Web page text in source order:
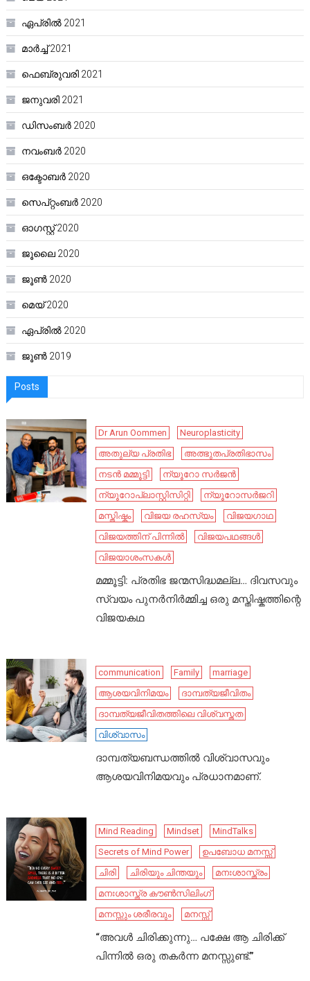
ഏപ്രിൽ 2021
മാർച്ച്‌ 2021
ഫെബ്രുവരി 2021
ജനുവരി 2021
ഡിസംബർ 2020
നവംബർ 2020
ഒക്ടോബർ 2020
സെപ്റ്റംബർ 2020
ഓഗസ്റ്റ്‌ 2020
ജൂലൈ 2020
ജൂൺ 2020
മെയ്‌ 2020
ഏപ്രിൽ 2020
ജൂൺ 2019
Posts
Dr Arun Oommen
Neuroplasticity
അതുല്യ പ്രതിഭ
അത്ഭുതപ്രതിഭാസം
നടൻ മമ്മൂട്ടി
ന്യൂറോ സർജൻ
ന്യൂറോപ്ലാസ്റ്റിസിറ്റി
ന്യൂറോസർജറി
മസ്തിഷ്കം
വിജയ രഹസ്യം
വിജയഗാഥ
വിജയത്തിന് പിന്നിൽ
വിജയപഥങ്ങൾ
വിജയാശംസകൾ
മമ്മൂട്ടി: പ്രതിഭ ജന്മസിദ്ധമല്ല… ദിവസവും
സ്വയം പുനർനിർമ്മിച്ച ഒരു മസ്തിഷ്കത്തിന്റെ
വിജയകഥ
communication Family
marriage
ആശയവിനിമയം
ദാമ്പത്യജീവിതം
ദാമ്പത്യജീവിതത്തിലെ വിശ്വസ്തത
വിശ്വാസം
ദാമ്പത്യബന്ധത്തിൽ വിശ്വാസവും
ആശയവിനിമയവും പ്രധാനമാണ്.
Mind Reading Mindset
MindTalks
Secrets of Mind Power
ഉപബോധ മനസ്സ്
ചിരി
ചിരിയും ചിന്തയും
മനഃശാസ്ത്രം
മനഃശാസ്ത്ര കൗൺസിലിംഗ്
മനസ്സും ശരീരവും
മനസ്സ്
“അവൾ ചിരിക്കുന്നു… പക്ഷേ ആ ചിരിക്ക്
പിന്നിൽ ഒരു തകർന്ന മനസ്സുണ്ട്.”